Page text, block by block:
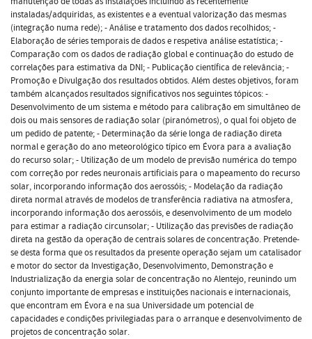
instaladas/adquiridas, as existentes e a eventual valorização das mesmas
(integração numa rede); - Análise e tratamento dos dados recolhidos; -
Elaboração de séries temporais de dados e respetiva análise estatística; -
Comparação com os dados de radiação global e continuação do estudo de
correlações para estimativa da DNI; - Publicação científica de relevância; -
Promoção e Divulgação dos resultados obtidos. Além destes objetivos, foram
também alcançados resultados significativos nos seguintes tópicos: -
Desenvolvimento de um sistema e método para calibração em simultâneo de
dois ou mais sensores de radiação solar (piranómetros), o qual foi objeto de
um pedido de patente; - Determinação da série longa de radiação direta
normal e geração do ano meteorológico típico em Évora para a avaliação
do recurso solar; - Utilização de um modelo de previsão numérica do tempo
com correção por redes neuronais artificiais para o mapeamento do recurso
solar, incorporando informação dos aerossóis; - Modelação da radiação
direta normal através de modelos de transferência radiativa na atmosfera,
incorporando informação dos aerossóis, e desenvolvimento de um modelo
para estimar a radiação circunsolar; - Utilização das previsões de radiação
direta na gestão da operação de centrais solares de concentração. Pretende-
se desta forma que os resultados da presente operação sejam um catalisador
e motor do sector da Investigação, Desenvolvimento, Demonstração e
Industrialização da energia solar de concentração no Alentejo, reunindo um
conjunto importante de empresas e instituições nacionais e internacionais,
que encontram em Évora e na sua Universidade um potencial de
capacidades e condições privilegiadas para o arranque e desenvolvimento de
projetos de concentração solar.